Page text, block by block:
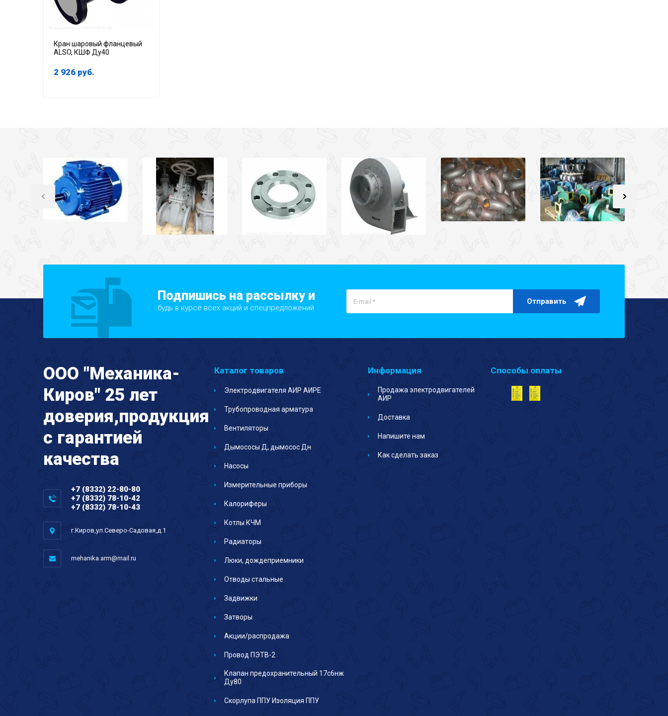
Кран шаровый фланцевый
ALSO, КШФ Ду40
2 926 руб.
Подпишись на рассылку и
будь в курсе всех акций и спецпредложений
Отправить
ООО "Механика-
Киров" 25 лет
доверия,продукция
с гарантией
качества
+7 (8332) 22-80-80
+7 (8332) 78-10-42
+7 (8332) 78-10-43
г.Киров,ул.Северо-Садовая,д.1
mehanika.arm@mail.ru
Каталог товаров
Электродвигателя АИР АИРЕ
Трубопроводная арматура
Вентиляторы
Дымососы Д, дымосос Дн
Насосы
Измерительные приборы
Калориферы
Котлы КЧМ
Радиаторы
Люки, дождеприемники
Отводы стальные
Задвижки
Затворы
Акции/распродажа
Провод ПЭТВ-2
Клапан предохранительный 17с6нж
Ду80
Скорлупа ППУ Изоляция ППУ
Информация
Продажа электродвигателей
АИР
Доставка
Напишите нам
Как сделать заказ
Способы оплаты